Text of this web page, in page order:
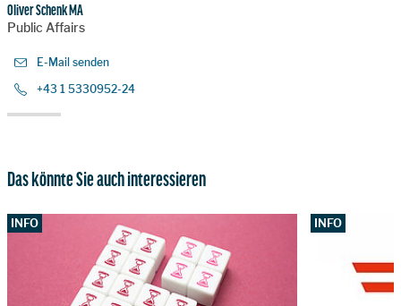
Oliver Schenk MA
Public Affairs
E-Mail senden
+43 1 5330952-24
Das könnte Sie auch interessieren
INFO INFO